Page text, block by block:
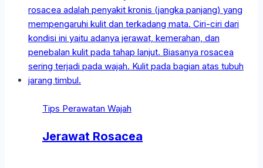
Tips Perawatan Wajah
Jerawat Rosacea